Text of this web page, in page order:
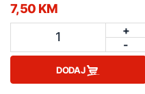
7,50 KM
1
+
-
DODAJ